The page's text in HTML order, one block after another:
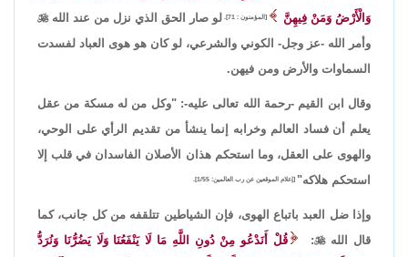
وَالْأَرْضُ وَمَنْ فِيهِنَّ
[المؤمنون : 71]. لو صار الحق الذي نزل من عند الله
وأمر الله -عز وجل- الكوني والشرعي، لو كان هو هوى العباد لفسدت
السماوات والأرض ومن فيهن.
وقال ابن القيم -رحمة الله تعالى عليه-: "وكل من له مسكة من عقل
يعلم أن فساد العالم وخرابه إنما ينشأ من تقديم الرأي على الوحي،
والهوى على العقل، وما استحكم هذان الأصلان الفاسدان في قلب إلا
استحكم هلاكه" [إعلام الموقعين عن رب العالمين: 1/55].
وإذا ضل العبد باتباع الهوى، فإن الشياطين تتلقفه من كل جانب، كما
قال الله
:
قُلْ أَنَدْعُو مِنْ دُونِ اللَّهِ مَا لَا يَنْفَعُنَا وَلَا يَضُرُّنَا وَنُرَدُّ